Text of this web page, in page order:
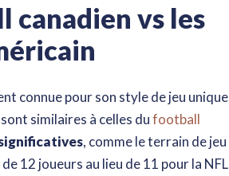
canadien vs les
connue pour son style de jeu unique
similaires à celles dufootball
, comme le terrain de jeu
12 joueurs au lieu de 11 pour la NFL